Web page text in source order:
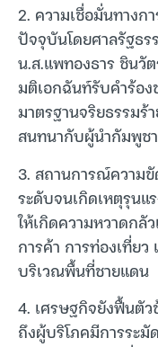
2. ความเชื่อมั่นทางก
ปัจจุบันโดยศาลรัฐธ
น.ส.แพทองธาร ชินวั
มติเอกฉันท์รับคำร้อ
มาตรฐานจริยธรรมร้
สนทนากับผู้นำกัมพูชา
3. สถานการณ์ความ
ระดับจนเกิดเหตุรุนแ
ให้เกิดความหวาดกลั
การค้า การท่องเที่ย
บริเวณพื้นที่ชายแดน
4. เศรษฐกิจยังฟื้นตั
ถึงผู้บริโภคมีการระ